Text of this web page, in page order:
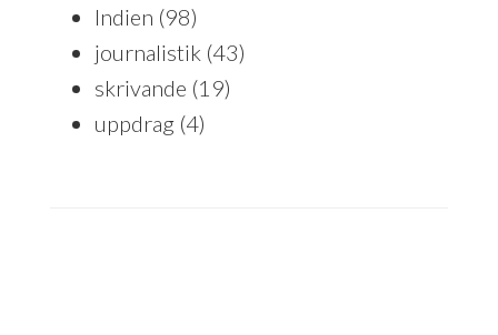
Indien (98)
journalistik (43)
skrivande (19)
uppdrag(4)